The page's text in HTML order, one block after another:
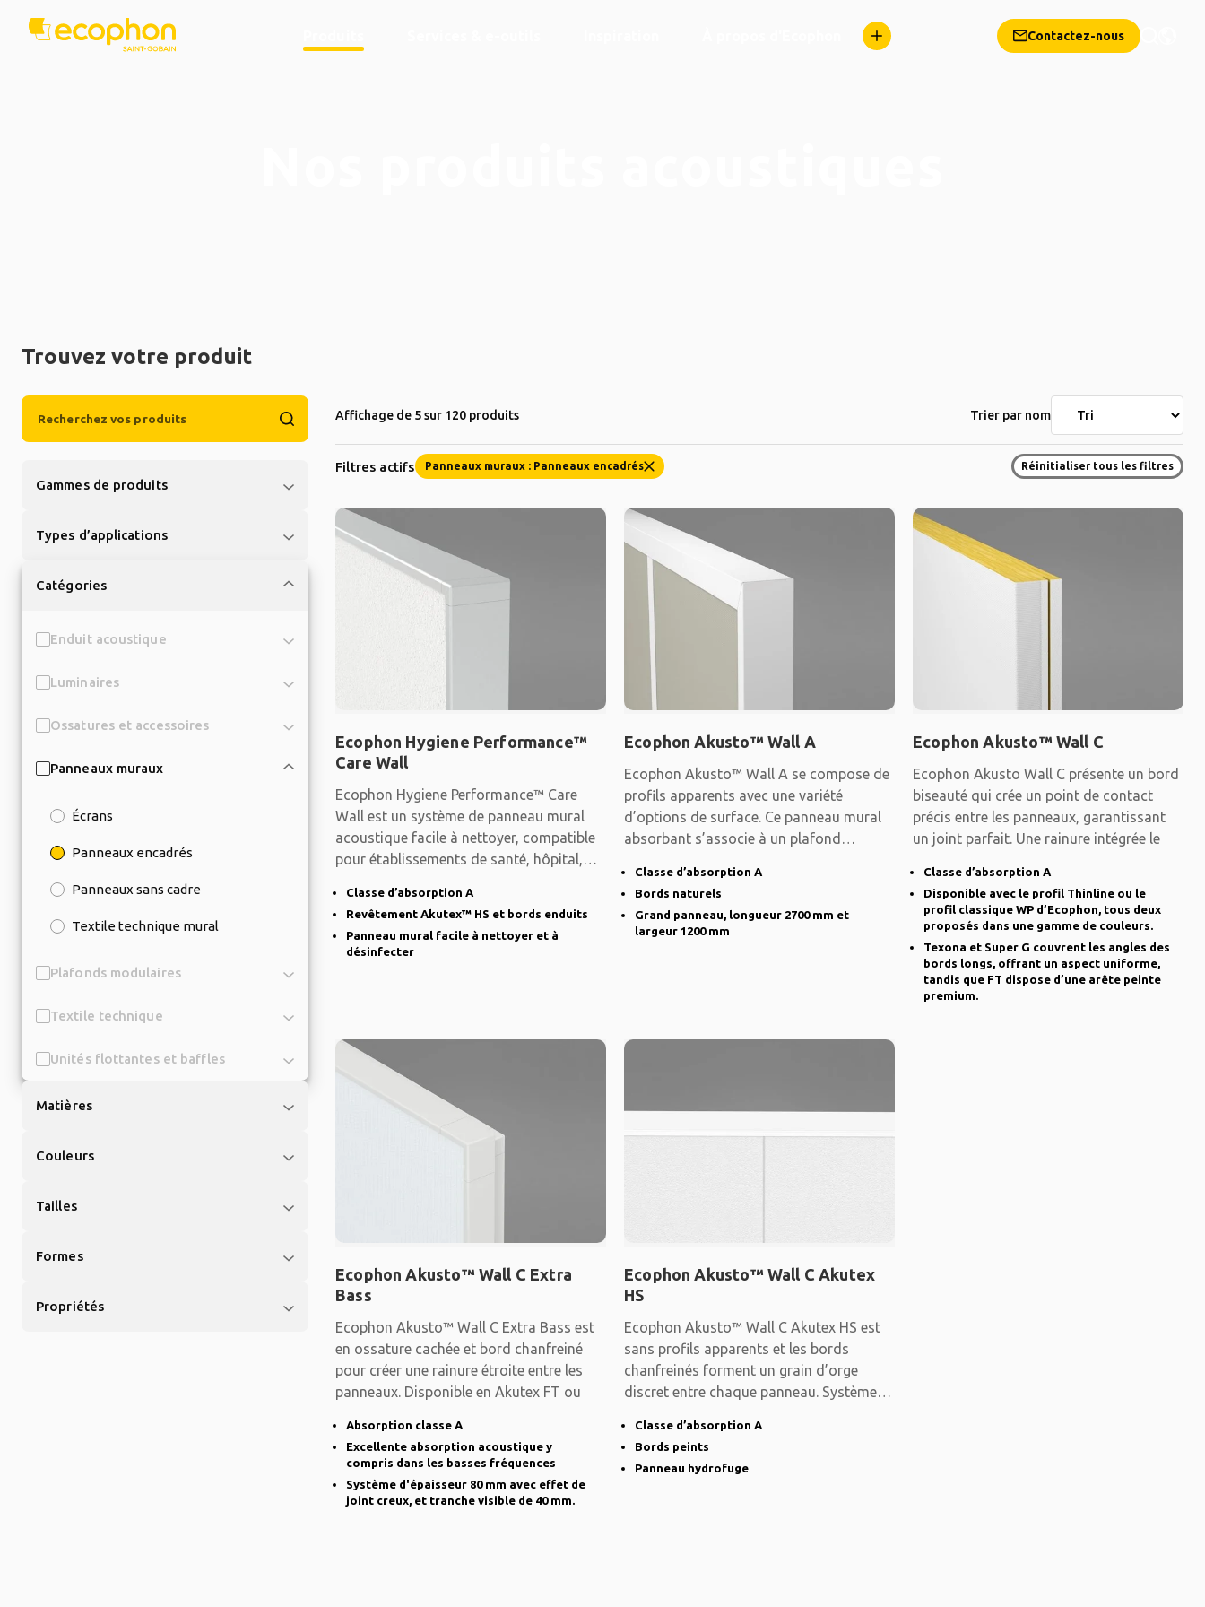
Contactez-nous
Trouvez votre produit
Gammes de produits
Types d’applications
Catégories
Enduit acoustique
Luminaires
Ossatures et accessoires
Panneaux muraux
Écrans
Panneaux encadrés
Panneaux sans cadre
Textile technique mural
Plafonds modulaires
Textile technique
Unités flottantes et baffles
Matières
Couleurs
Tailles
Formes
Propriétés
Affichage de 5 sur 120 produits Trier par nom
Filtres actifs Panneaux muraux : Panneaux encadrés Réinitialiser tous les filtres
Ecophon Hygiene Performance™
Care Wall
Ecophon Hygiene Performance™ Care
Wall est un système de panneau mural
acoustique facile à nettoyer, compatible
pour établissements de santé, hôpital,
Classe d’absorption A
Revêtement Akutex™ HS et bords enduits
Panneau mural facile à nettoyer et à
désinfecter
Ecophon Akusto™ Wall A
Ecophon Akusto™ Wall A se compose de
profils apparents avec une variété
d’options de surface. Ce panneau mural
absorbant s’associe à un plafond
Classe d’absorption A
Bords naturels
Grand panneau, longueur 2700 mm et
largeur 1200 mm
Ecophon Akusto™ Wall C
Ecophon Akusto Wall C présente un bord
biseauté qui crée un point de contact
précis entre les panneaux, garantissant
un joint parfait. Une rainure intégrée le
Classe d’absorption A
Disponible avec le profil Thinline ou le
profil classique WP d’Ecophon, tous deux
proposés dans une gamme de couleurs.
Texona et Super G couvrent les angles des
bords longs, offrant un aspect uniforme,
tandis que FT dispose d’une arête peinte
premium.
Ecophon Akusto™ Wall C Extra
Bass
Ecophon Akusto™ Wall C Extra Bass est
en ossature cachée et bord chanfreiné
pour créer une rainure étroite entre les
panneaux. Disponible en Akutex FT ou
Absorption classe A
Excellente absorption acoustique y
compris dans les basses fréquences
Système d'épaisseur 80 mm avec effet de
joint creux, et tranche visible de 40 mm.
Ecophon Akusto™ Wall C Akutex
HS
Ecophon Akusto™ Wall C Akutex HS est
sans profils apparents et les bords
chanfreinés forment un grain d’orge
discret entre chaque panneau. Système
Classe d’absorption A
Bords peints
Panneau hydrofuge